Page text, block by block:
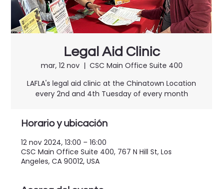
Legal Aid Clinic
mar, 12 nov
  |
CSC Main Office Suite 400
LAFLA's legal aid clinic at the Chinatown Location
every 2nd and 4th Tuesday of every month
Horario y ubicación
12 nov 2024, 13:00 – 16:00
CSC Main Office Suite 400, 767 N Hill St, Los
Angeles, CA 90012, USA